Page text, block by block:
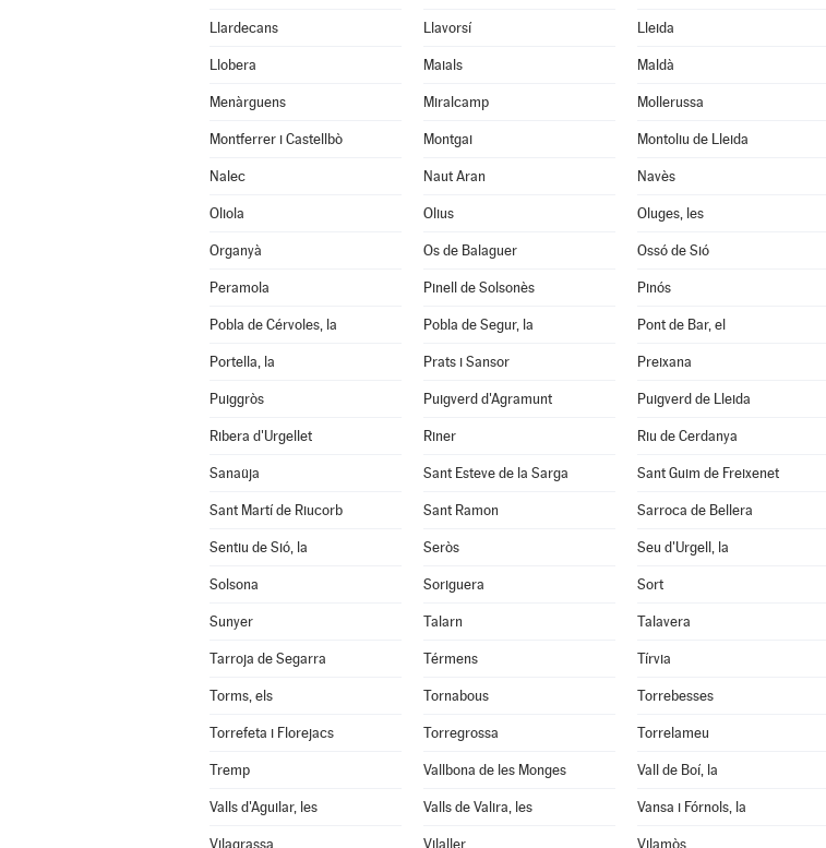
Llardecans Llavorsí Lleida
Llobera Maials Maldà
Menàrguens Miralcamp Mollerussa
Montferrer i Castellbò Montgai Montoliu de Lleida
Nalec Naut Aran Navès
Oliola Olius Oluges, les
Organyà Os de Balaguer Ossó de Sió
Peramola Pinell de Solsonès Pinós
Pobla de Cérvoles, la Pobla de Segur, la Pont de Bar, el
Portella, la Prats i Sansor Preixana
Puiggròs Puigverd d'Agramunt Puigverd de Lleida
Ribera d'Urgellet Riner Riu de Cerdanya
Sanaüja Sant Esteve de la Sarga Sant Guim de Freixenet
Sant Martí de Riucorb Sant Ramon Sarroca de Bellera
Sentiu de Sió, la Seròs Seu d'Urgell, la
Solsona Soriguera Sort
Sunyer Talarn Talavera
Tarroja de Segarra Térmens Tírvia
Torms, els Tornabous Torrebesses
Torrefeta i Florejacs Torregrossa Torrelameu
Tremp Vallbona de les Monges Vall de Boí, la
Valls d'Aguilar, les Valls de Valira, les Vansa i Fórnols, la
Vilagrassa Vilaller Vilamòs